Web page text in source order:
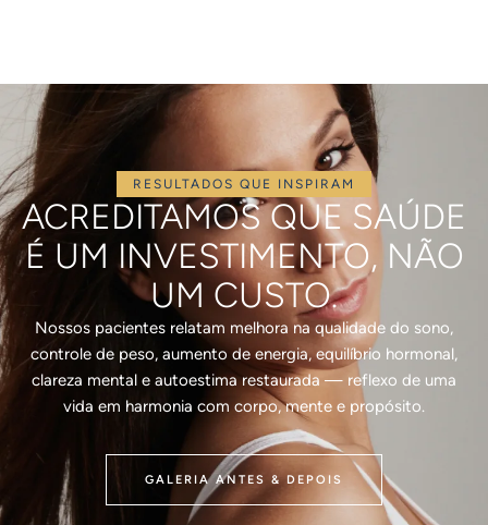
RESULTADOS QUE INSPIRAM
ACREDITAMOS QUE SAÚDE
É UM INVESTIMENTO, NÃO
UM CUSTO.
Nossos pacientes relatam melhora na qualidade do sono,
controle de peso, aumento de energia, equilíbrio hormonal,
clareza mental e autoestima restaurada — reflexo de uma
vida em harmonia com corpo, mente e propósito.
GALERIA ANTES & DEPOIS